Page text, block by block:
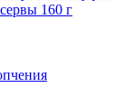
160 г